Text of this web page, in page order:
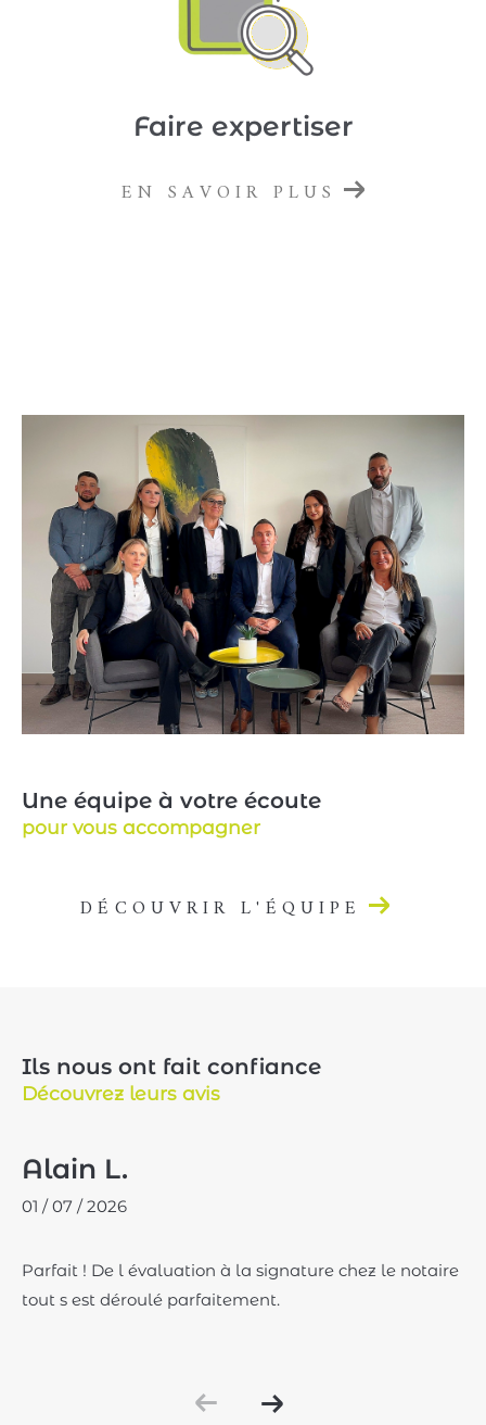
Faire expertiser
EN SAVOIR PLUS
Une équipe à votre écoute
pour vous accompagner
DÉCOUVRIR L'ÉQUIPE
Ils nous ont fait confiance
Découvrez leurs avis
Alain L.
01 / 07 / 2026
Parfait ! De l évaluation à la signature chez le notaire
tout s est déroulé parfaitement.